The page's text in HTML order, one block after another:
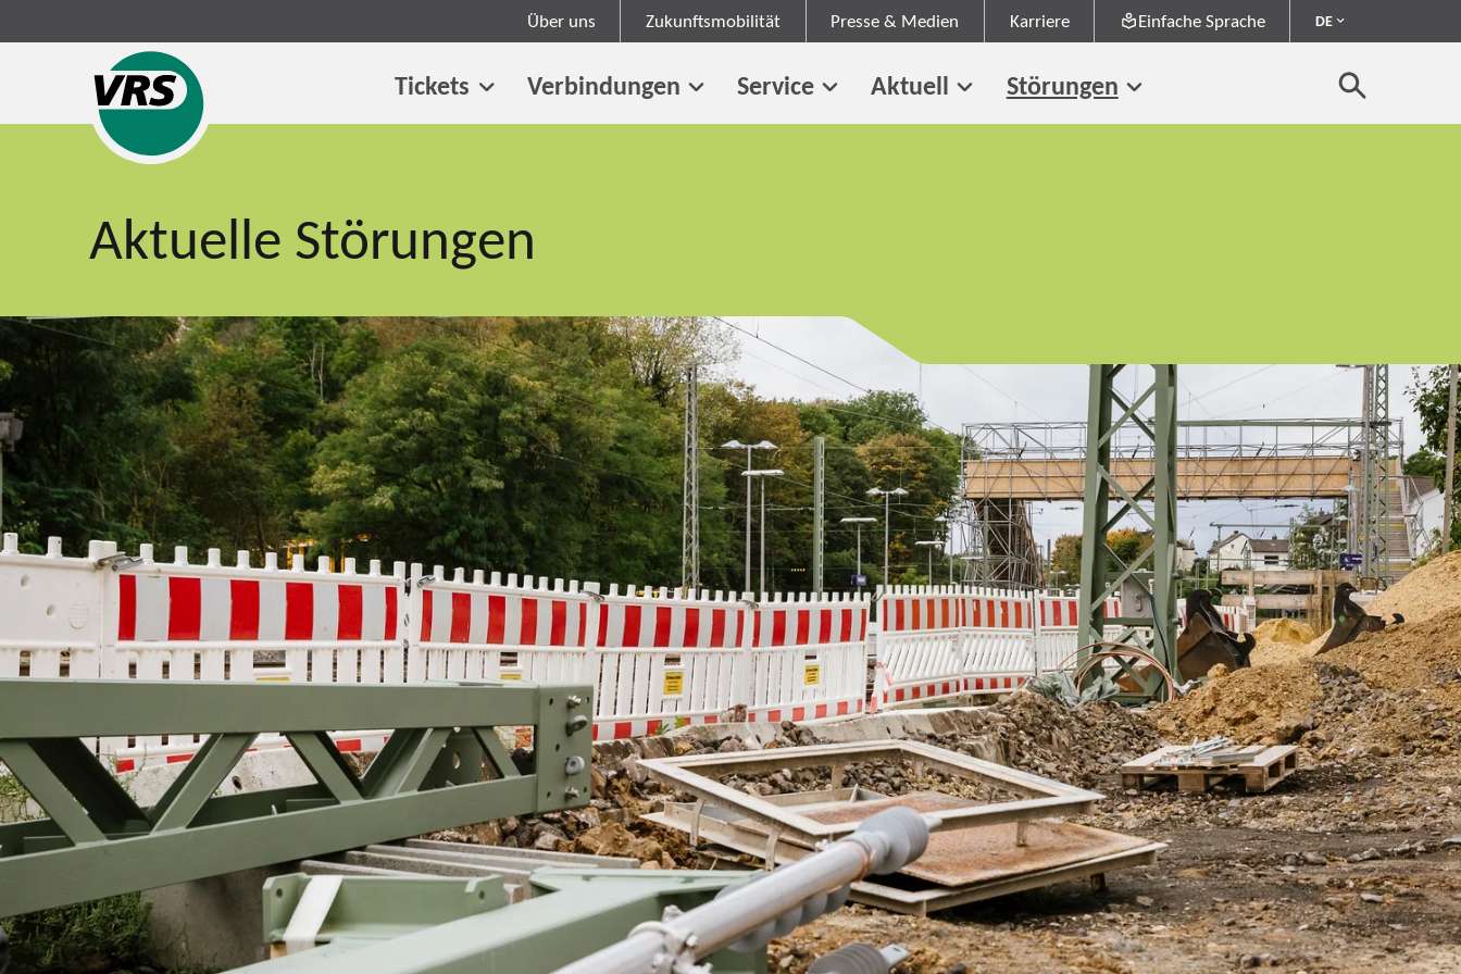
Über uns Zukunftsmobilität Presse & Medien Karriere Einfache Sprache DE
Tickets Verbindungen Service Aktuell Störungen
Aktuelle Störungen